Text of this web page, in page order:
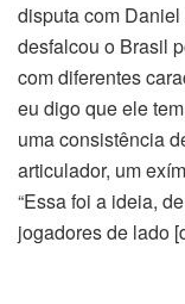
disputa com
desfalcou o Brasil
com diferentes
eu digo que ele
uma consistência
articulador, um
“Essa foi a ideia,
jogadores de lado